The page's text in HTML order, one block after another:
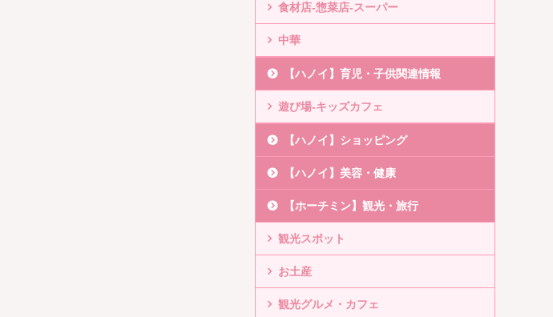
食材店-惣菜店-スーパー
中華
【ハノイ】育児・子供関連情報
遊び場-キッズカフェ
【ハノイ】ショッピング
【ハノイ】美容・健康
【ホーチミン】観光・旅行
観光スポット
お土産
観光グルメ・カフェ